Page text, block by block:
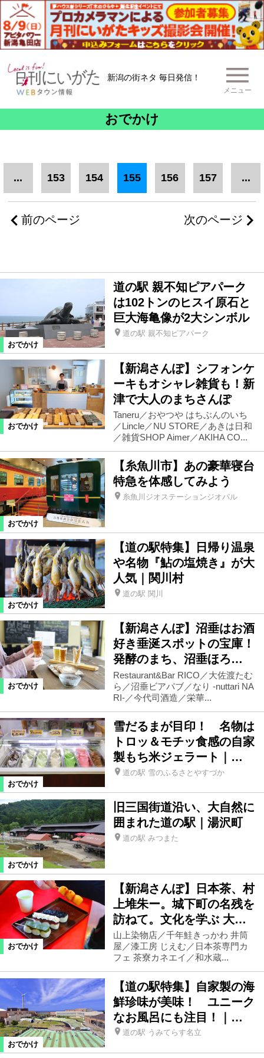
新潟の街ネタ 毎日発信！
メニュー
おでかけ
前のページ
... 153 154 155 156 157 ...
次のページ
おでかけ
道の駅 親不知ピアパーク
は102トンのヒスイ原石と
巨大海亀像が2大シンボル
道の駅 親不知ピアパーク
おでかけ
【新潟さんぽ】シフォンケ
ーキもオシャレ雑貨も！新
津で大人のまちさんぽ
Taneru／おやつや はちぶんのいち
／Lincle／NU STORE／あきは日和
／雑貨SHOP Aimer／AKIHA CO...
おでかけ
【糸魚川市】あの豪華寝台
特急を体感してみよう
糸魚川ジオステーションジオパル
おでかけ
【道の駅特集】日帰り温泉
や名物『鮎の塩焼き』が大
人気｜関川村
道の駅 関川
おでかけ
【新潟さんぽ】沼垂はお酒
好き垂涎スポットの宝庫！
発酵のまち、沼垂ほろ…
Restaurant&Bar RICO／大佐渡たむ
ら／沼垂ビアパブ／なり -nuttari NA
RI-／今代司酒造／栄華...
おでかけ
雪だるまが目印！ 名物は
トロッ＆モチッ食感の自家
製もち米ジェラート｜…
道の駅 雪のふるさとやすづか
おでかけ
旧三国街道沿い、大自然に
囲まれた道の駅｜湯沢町
道の駅 みつまた
おでかけ
【新潟さんぽ】日本茶、村
上堆朱ー。城下町の名残を
訪ねて。文化を学ぶ 大…
山上染物店／千年鮭きっかわ 井筒
屋／漆工房 じえむ／日本茶専門カ
フェ 茶寮カネエイ／和水蔵...
おでかけ
【道の駅特集】自家製の海
鮮珍味が美味！ ユニーク
なお風呂にも注目！｜…
道の駅 うみてらす名立